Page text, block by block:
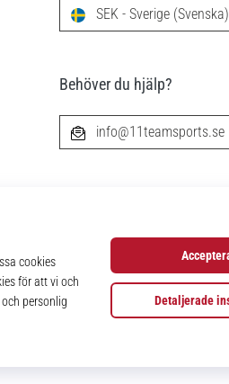
SEK - Sverige (Svenska)
Behöver du hjälp?
info@11teamsports.se